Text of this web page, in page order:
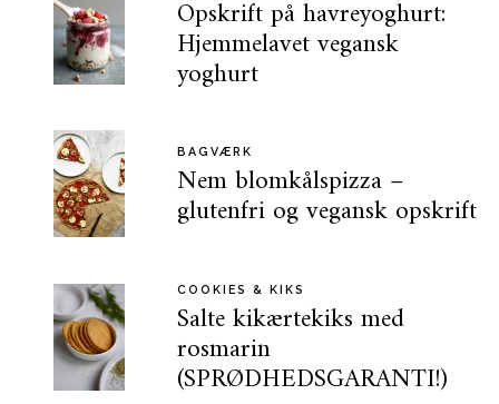
Opskrift på havreyoghurt:
Hjemmelavet vegansk
yoghurt
BAGVÆRK
Nem blomkålspizza –
glutenfri og vegansk opskrift
COOKIES & KIKS
Salte kikærtekiks med
rosmarin
(SPRØDHEDSGARANTI!)